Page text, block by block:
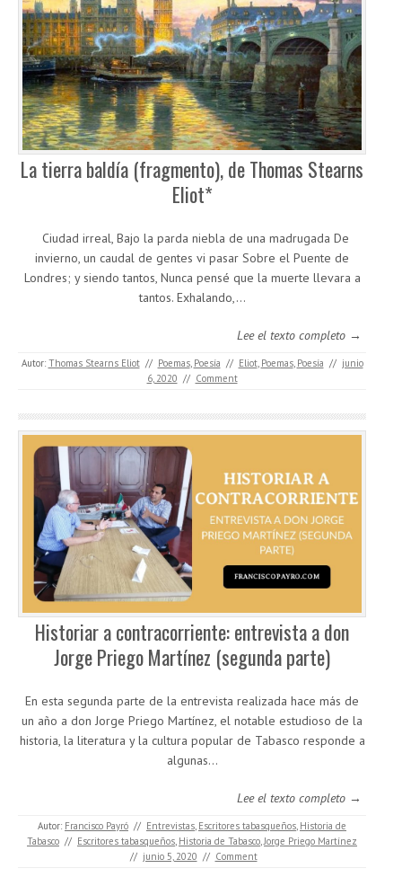
La tierra baldía (fragmento), de Thomas Stearns
Eliot*
Ciudad irreal, Bajo la parda niebla de una madrugada De
invierno, un caudal de gentes vi pasar Sobre el Puente de
Londres; y siendo tantos, Nunca pensé que la muerte llevara a
tantos. Exhalando,…
Lee el texto completo →
Autor: Thomas Stearns Eliot // Poemas, Poesía // Eliot, Poemas, Poesía // junio
6, 2020 // Comment
Historiar a contracorriente: entrevista a don
Jorge Priego Martínez (segunda parte)
En esta segunda parte de la entrevista realizada hace más de
un año a don Jorge Priego Martínez, el notable estudioso de la
historia, la literatura y la cultura popular de Tabasco responde a
algunas…
Lee el texto completo →
Autor: Francisco Payró // Entrevistas, Escritores tabasqueños, Historia de
Tabasco // Escritores tabasqueños, Historia de Tabasco,Jorge Priego Martínez
// junio 5, 2020 // Comment